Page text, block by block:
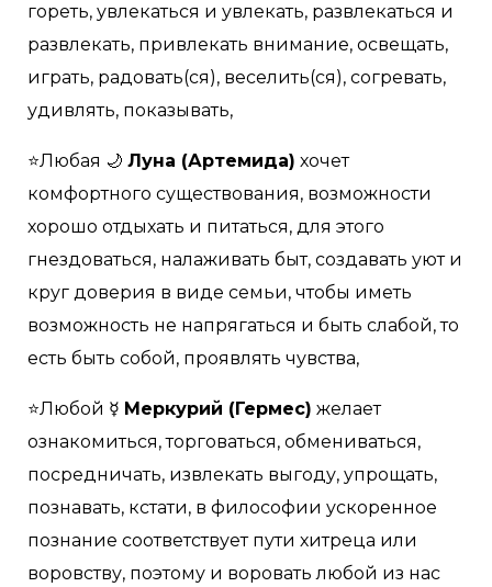
гореть, увлекаться и увлекать, развлекаться и
развлекать, привлекать внимание, освещать,
играть, радовать(ся), веселить(ся), согревать,
удивлять, показывать,
⭐Любая 🌙 Луна (Артемида) хочет
комфортного существования, возможности
хорошо отдыхать и питаться, для этого
гнездоваться, налаживать быт, создавать уют и
круг доверия в виде семьи, чтобы иметь
возможность не напрягаться и быть слабой, то
есть быть собой, проявлять чувства,
⭐Любой ☿ Меркурий (Гермес) желает
ознакомиться, торговаться, обмениваться,
посредничать, извлекать выгоду, упрощать,
познавать, кстати, в философии ускоренное
познание соответствует пути хитреца или
воровству, поэтому и воровать любой из нас